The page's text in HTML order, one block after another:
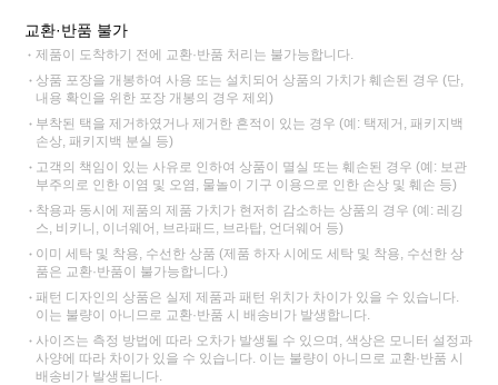
교환·반품 불가
제품이 도착하기 전에 교환·반품 처리는 불가능합니다.
상품 포장을 개봉하여 사용 또는 설치되어 상품의 가치가 훼손된 경우 (단,
내용 확인을 위한 포장 개봉의 경우 제외)
부착된 택을 제거하였거나 제거한 흔적이 있는 경우 (예: 택제거, 패키지백
손상, 패키지백 분실 등)
고객의 책임이 있는 사유로 인하여 상품이 멸실 또는 훼손된 경우 (예: 보관
부주의로 인한 이염 및 오염, 물놀이 기구 이용으로 인한 손상 및 훼손 등)
착용과 동시에 제품의 제품 가치가 현저히 감소하는 상품의 경우 (예: 레깅
스, 비키니, 이너웨어, 브라패드, 브라탑, 언더웨어 등)
이미 세탁 및 착용, 수선한 상품 (제품 하자 시에도 세탁 및 착용, 수선한 상
품은 교환·반품이 불가능합니다.)
패턴 디자인의 상품은 실제 제품과 패턴 위치가 차이가 있을 수 있습니다.
이는 불량이 아니므로 교환·반품 시 배송비가 발생합니다.
사이즈는 측정 방법에 따라 오차가 발생될 수 있으며, 색상은 모니터 설정과
사양에 따라 차이가 있을 수 있습니다. 이는 불량이 아니므로 교환·반품 시
배송비가 발생됩니다.